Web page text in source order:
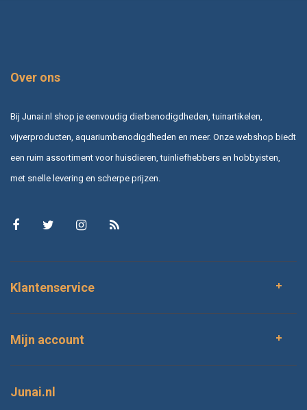
Over ons
Bij Junai.nl shop je eenvoudig dierbenodigdheden, tuinartikelen,
vijverproducten, aquariumbenodigdheden en meer. Onze webshop biedt
een ruim assortiment voor huisdieren, tuinliefhebbers en hobbyisten,
met snelle levering en scherpe prijzen.
Klantenservice
Mijn account
Junai.nl